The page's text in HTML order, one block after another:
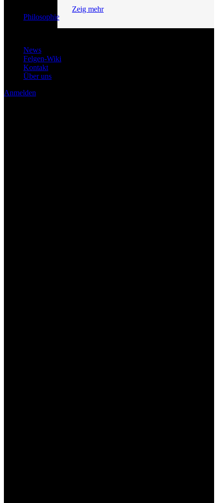
Zeig mehr
Philosophie
News
Felgen-Wiki
Kontakt
Über uns
Anmelden